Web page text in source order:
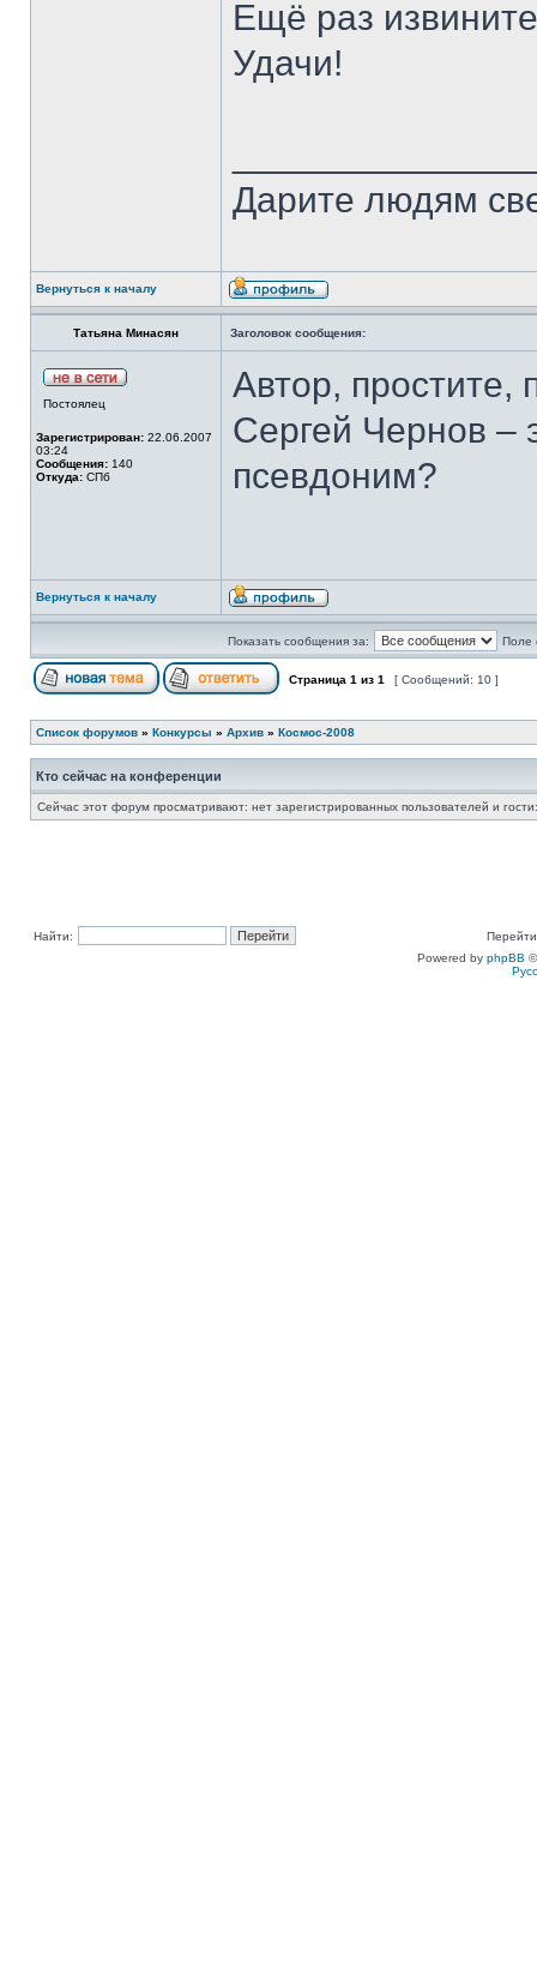
Ещё раз
Удачи!
Дарите людям
Вернуться к началу
Татьяна Минасян Заголовок сообщения:
Постоялец
Зарегистрирован: 22.06.2007
03:24
Сообщения: 140
Откуда: СПб
Автор, простите,
Сергей Чернов –
псевдоним?
Вернуться к началу
Показать сообщения за: Поле
Страница 1 из 1 [ Сообщений: 10 ]
Список форумов » Конкурсы » Архив » Космос-2008
Кто сейчас на конференции
Сейчас этот форум просматривают: нет зарегистрированных пользователей и
Найти:
Powered by phpBB